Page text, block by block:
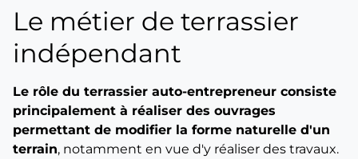
Le métier de terrassier
indépendant
Le rôle du terrassier auto-entrepreneur consiste
principalement à réaliser des ouvrages
permettant de modifier la forme naturelle d'un
terrain, notamment en vue d'y réaliser des travaux.